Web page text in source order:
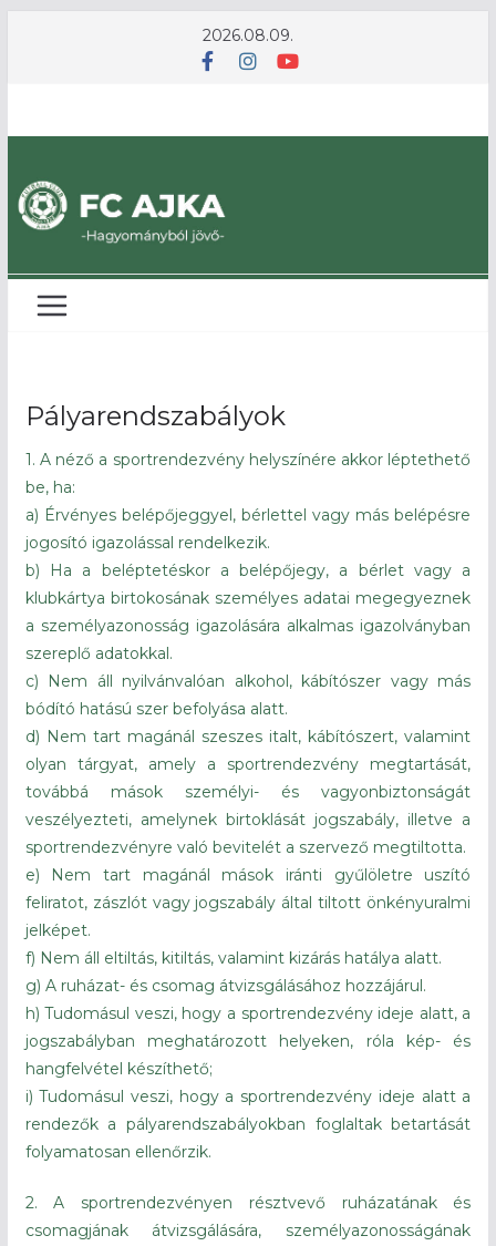
2026.08.09.
Pályarendszabályok
1. A néző a sportrendezvény helyszínére akkor léptethető
be, ha:
a) Érvényes belépőjeggyel, bérlettel vagy más belépésre
jogosító igazolással rendelkezik.
b) Ha a beléptetéskor a belépőjegy, a bérlet vagy a
klubkártya birtokosának személyes adatai megegyeznek
a személyazonosság igazolására alkalmas igazolványban
szereplő adatokkal.
c) Nem áll nyilvánvalóan alkohol, kábítószer vagy más
bódító hatású szer befolyása alatt.
d) Nem tart magánál szeszes italt, kábítószert, valamint
olyan tárgyat, amely a sportrendezvény megtartását,
továbbá mások személyi- és vagyonbiztonságát
veszélyezteti, amelynek birtoklását jogszabály, illetve a
sportrendezvényre való bevitelét a szervező megtiltotta.
e) Nem tart magánál mások iránti gyűlöletre uszító
feliratot, zászlót vagy jogszabály által tiltott önkényuralmi
jelképet.
f) Nem áll eltiltás, kitiltás, valamint kizárás hatálya alatt.
g) A ruházat- és csomag átvizsgálásához hozzájárul.
h) Tudomásul veszi, hogy a sportrendezvény ideje alatt, a
jogszabályban meghatározott helyeken, róla kép- és
hangfelvétel készíthető;
i) Tudomásul veszi, hogy a sportrendezvény ideje alatt a
rendezők a pályarendszabályokban foglaltak betartását
folyamatosan ellenőrzik.
2. A sportrendezvényen résztvevő ruházatának és
csomagjának átvizsgálására, személyazonosságának